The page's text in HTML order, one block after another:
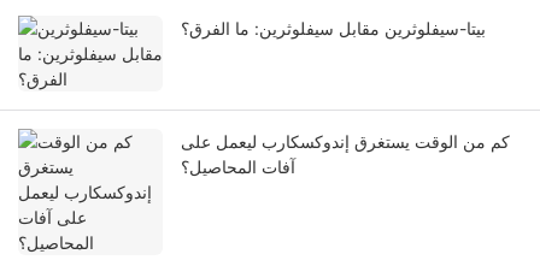
بيتا-سيفلوثرين مقابل سيفلوثرين: ما الفرق؟
كم من الوقت يستغرق إندوكسكارب ليعمل على
آفات المحاصيل؟